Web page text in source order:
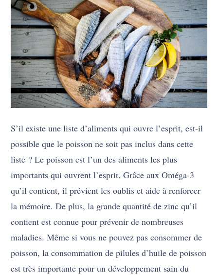
S’il existe une liste d’aliments qui ouvre l’esprit, est-il
possible que le poisson ne soit pas inclus dans cette
liste ? Le poisson est l’un des aliments les plus
importants qui ouvrent l’esprit. Grâce aux Oméga-3
qu’il contient, il prévient les oublis et aide à renforcer
la mémoire. De plus, la grande quantité de zinc qu’il
contient est connue pour prévenir de nombreuses
maladies. Même si vous ne pouvez pas consommer de
poisson, la consommation de pilules d’huile de poisson
est très importante pour un développement sain du